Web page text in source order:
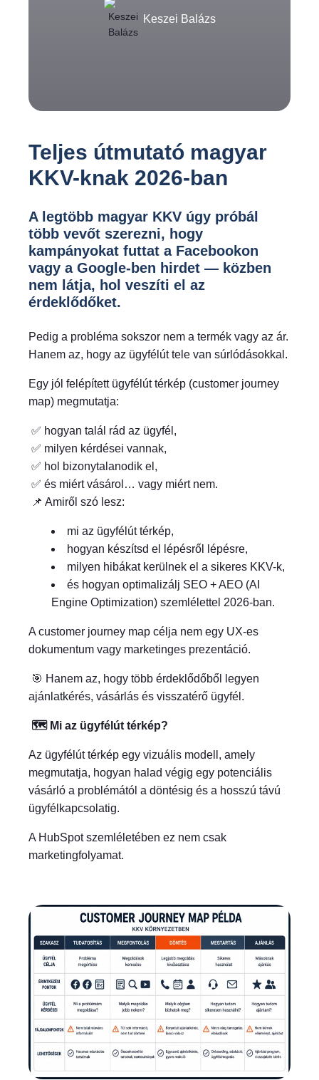
Keszei Balázs
Teljes útmutató magyar
KKV-knak 2026-ban
A legtöbb magyar KKV úgy próbál
több vevőt szerezni, hogy
kampányokat futtat a Facebookon
vagy a Google-ben hirdet — közben
nem látja, hol veszíti el az
érdeklődőket.
Pedig a probléma sokszor nem a termék vagy az ár.
Hanem az, hogy az ügyfélút tele van súrlódásokkal.
Egy jól felépített ügyfélút térkép (customer journey
map) megmutatja:
✅ hogyan talál rád az ügyfél,
✅ milyen kérdései vannak,
✅ hol bizonytalanodik el,
✅ és miért vásárol… vagy miért nem.
📌 Amiről szó lesz:
mi az ügyfélút térkép,
hogyan készítsd el lépésről lépésre,
milyen hibákat kerülnek el a sikeres KKV-k,
és hogyan optimalizálj SEO + AEO (AI
Engine Optimization) szemlélettel 2026-ban.
A customer journey map célja nem egy UX-es
dokumentum vagy marketinges prezentáció.
🎯 Hanem az, hogy több érdeklődőből legyen
ajánlatkérés, vásárlás és visszatérő ügyfél.
🗺️ Mi az ügyfélút térkép?
Az ügyfélút térkép egy vizuális modell, amely
megmutatja, hogyan halad végig egy potenciális
vásárló a problémától a döntésig és a hosszú távú
ügyfélkapcsolatig.
A HubSpot szemléletében ez nem csak
marketingfolyamat.